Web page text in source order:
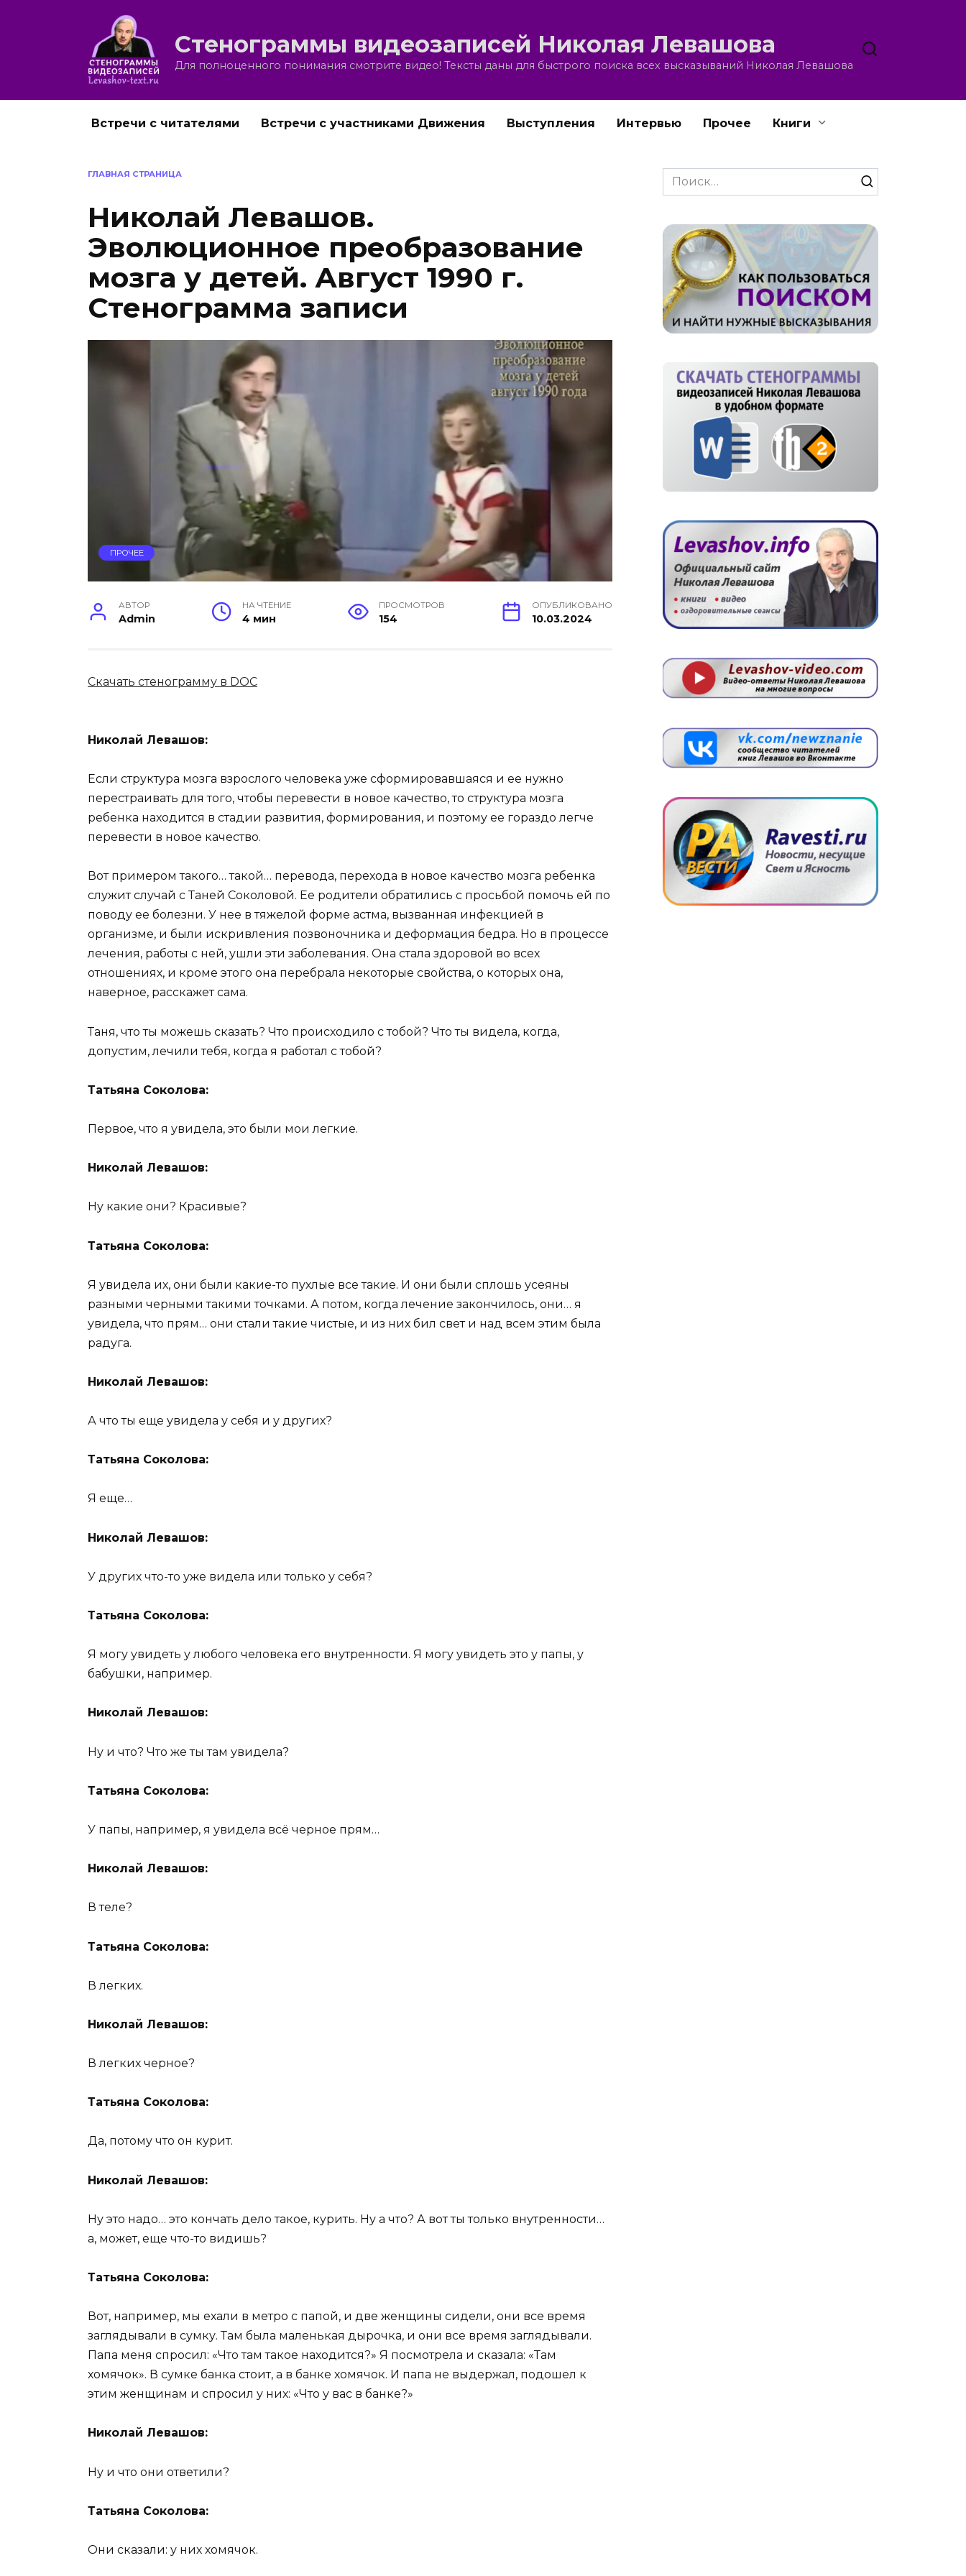
Стенограммы видеозаписей Николая Левашова
Для полноценного понимания смотрите видео! Тексты даны для быстрого поиска всех высказываний Николая Левашова
Встречи с читателями Встречи с участниками Движения Выступления Интервью Прочее Книги
ГЛАВНАЯ СТРАНИЦА
Николай Левашов.
Эволюционное преобразование
мозга у детей. Август 1990 г.
Стенограмма записи
ПРОЧЕЕ
АВТОР
Admin
НА ЧТЕНИЕ
4 мин
ПРОСМОТРОВ
154
ОПУБЛИКОВАНО
10.03.2024
Скачать стенограмму в DOC
Николай Левашов:
Если структура мозга взрослого человека уже сформировавшаяся и ее нужно
перестраивать для того, чтобы перевести в новое качество, то структура мозга
ребенка находится в стадии развития, формирования, и поэтому ее гораздо легче
перевести в новое качество.
Вот примером такого… такой… перевода, перехода в новое качество мозга ребенка
служит случай с Таней Соколовой. Ее родители обратились с просьбой помочь ей по
поводу ее болезни. У нее в тяжелой форме астма, вызванная инфекцией в
организме, и были искривления позвоночника и деформация бедра. Но в процессе
лечения, работы с ней, ушли эти заболевания. Она стала здоровой во всех
отношениях, и кроме этого она перебрала некоторые свойства, о которых она,
наверное, расскажет сама.
Таня, что ты можешь сказать? Что происходило с тобой? Что ты видела, когда,
допустим, лечили тебя, когда я работал с тобой?
Татьяна Соколова:
Первое, что я увидела, это были мои легкие.
Николай Левашов:
Ну какие они? Красивые?
Татьяна Соколова:
Я увидела их, они были какие-то пухлые все такие. И они были сплошь усеяны
разными черными такими точками. А потом, когда лечение закончилось, они… я
увидела, что прям… они стали такие чистые, и из них бил свет и над всем этим была
радуга.
Николай Левашов:
А что ты еще увидела у себя и у других?
Татьяна Соколова:
Я еще…
Николай Левашов:
У других что-то уже видела или только у себя?
Татьяна Соколова:
Я могу увидеть у любого человека его внутренности. Я могу увидеть это у папы, у
бабушки, например.
Николай Левашов:
Ну и что? Что же ты там увидела?
Татьяна Соколова:
У папы, например, я увидела всё черное прям…
Николай Левашов:
В теле?
Татьяна Соколова:
В легких.
Николай Левашов:
В легких черное?
Татьяна Соколова:
Да, потому что он курит.
Николай Левашов:
Ну это надо… это кончать дело такое, курить. Ну а что? А вот ты только внутренности…
а, может, еще что-то видишь?
Татьяна Соколова:
Вот, например, мы ехали в метро с папой, и две женщины сидели, они все время
заглядывали в сумку. Там была маленькая дырочка, и они все время заглядывали.
Папа меня спросил: «Что там такое находится?» Я посмотрела и сказала: «Там
хомячок». В сумке банка стоит, а в банке хомячок. И папа не выдержал, подошел к
этим женщинам и спросил у них: «Что у вас в банке?»
Николай Левашов:
Ну и что они ответили?
Татьяна Соколова:
Они сказали: у них хомячок.
Search
for: